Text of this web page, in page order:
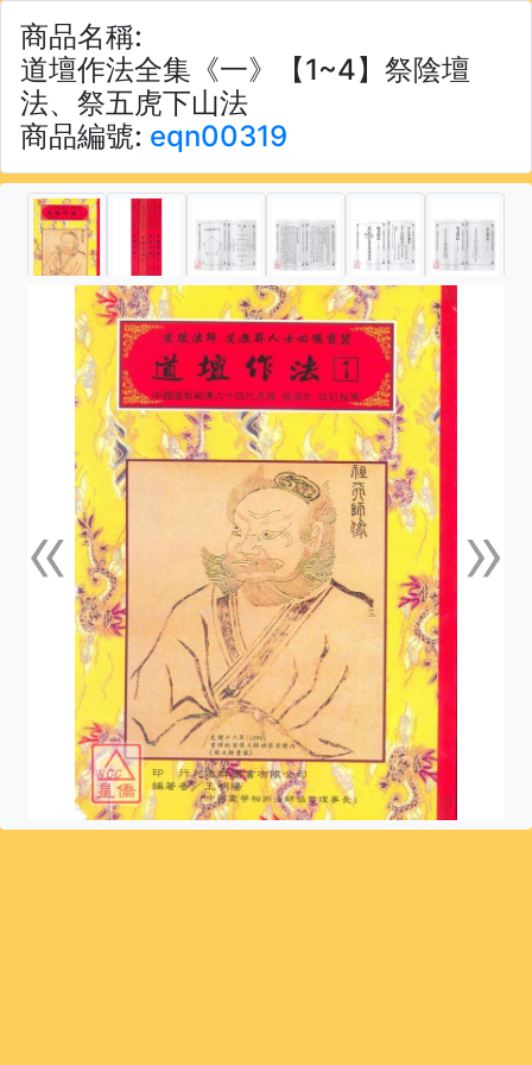
商品名稱:
道壇作法全集《一》【1~4】祭陰壇
法、祭五虎下山法
商品編號: eqn00319
«上一張 »下一